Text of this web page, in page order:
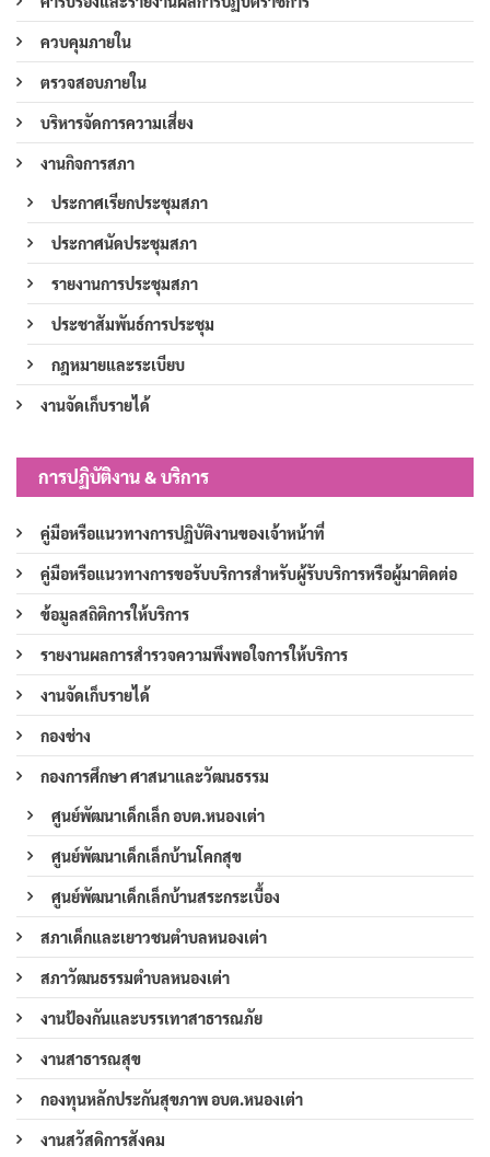
ควบคุมภายใน
ตรวจสอบภายใน
บริหารจัดการความเสี่ยง
งานกิจการสภา
ประกาศเรียกประชุมสภา
ประกาศนัดประชุมสภา
รายงานการประชุมสภา
ประชาสัมพันธ์การประชุม
กฎหมายและระเบียบ
งานจัดเก็บรายได้
การปฏิบัติงาน & บริการ
คู่มือหรือแนวทางการปฏิบัติงานของเจ้าหน้าที่
คู่มือหรือแนวทางการขอรับบริการสำหรับผู้รับบริการหรือผู้มาติดต่อ
ข้อมูลสถิติการให้บริการ
รายงานผลการสำรวจความพึงพอใจการให้บริการ
งานจัดเก็บรายได้
กองช่าง
กองการศึกษา ศาสนาและวัฒนธรรม
ศูนย์พัฒนาเด็กเล็ก อบต.หนองเต่า
ศูนย์พัฒนาเด็กเล็กบ้านโคกสุข
ศูนย์พัฒนาเด็กเล็กบ้านสระกระเบื้อง
สภาเด็กและเยาวชนตำบลหนองเต่า
สภาวัฒนธรรมตำบลหนองเต่า
งานป้องกันและบรรเทาสาธารณภัย
งานสาธารณสุข
กองทุนหลักประกันสุขภาพ อบต.หนองเต่า
งานสวัสดิการสังคม